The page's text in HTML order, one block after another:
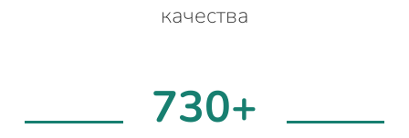
качества
730+